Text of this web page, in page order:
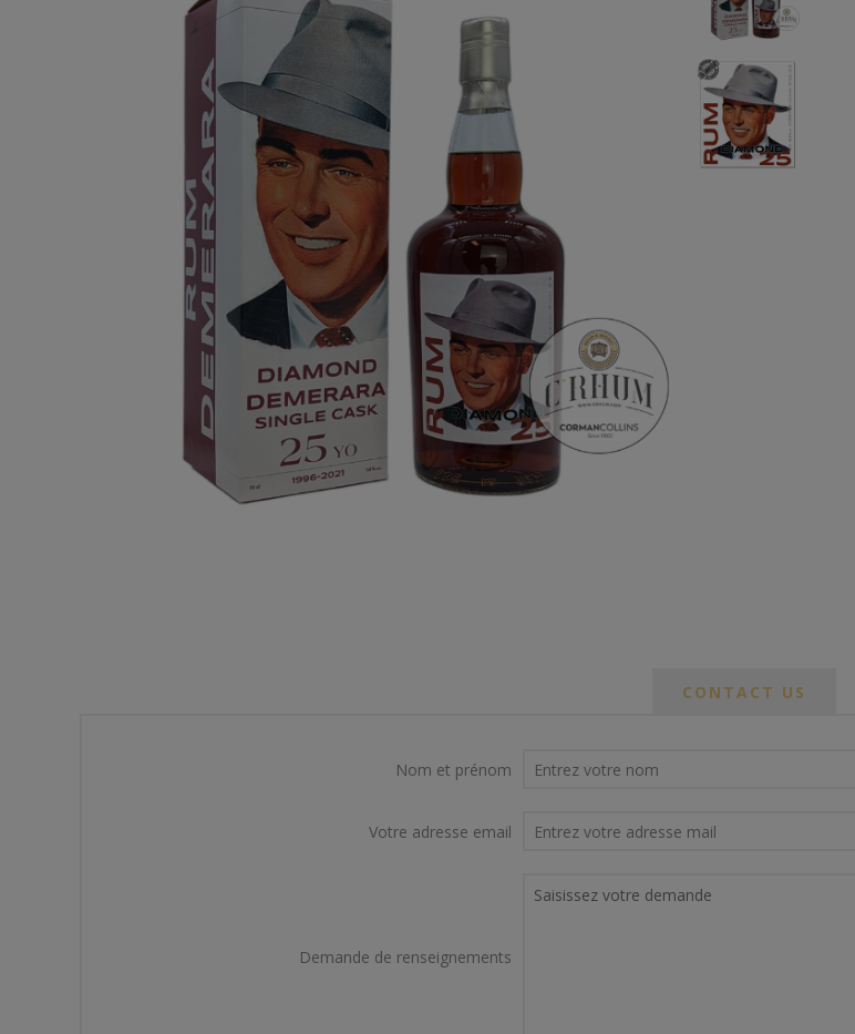
CONTACT US
Nom et prénom
Votre adresse email
Demande de renseignements